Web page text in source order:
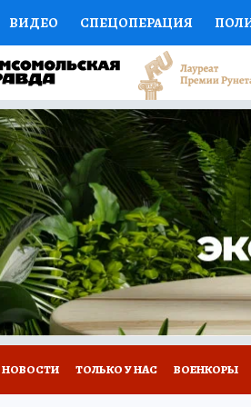
ВИДЕО СПЕЦОПЕРАЦИЯ
НАУКА СПОРТ
ДОКТОР
ПОЛКА ПРОГНОЗЫ НА СПОРТ
НЕДВИЖИМОСТЬ
РЕКЛАМА ТЕСТЫ НОВОЕ
НОВОСТИ ТОЛЬКО У НАС ВОЕНКОРЫ